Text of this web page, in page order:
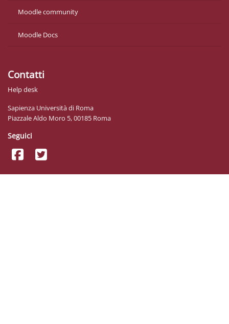
Moodle community
Moodle Docs
Contatti
Help desk
Sapienza Università di Roma
Piazzale Aldo Moro 5, 00185 Roma
Seguici